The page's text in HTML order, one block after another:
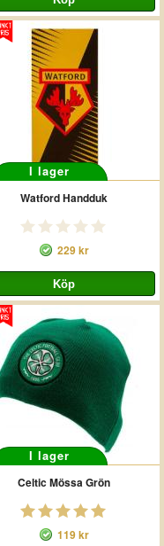
I lager
Watford Handduk
229 kr
I lager
Celtic Mössa Grön
119 kr